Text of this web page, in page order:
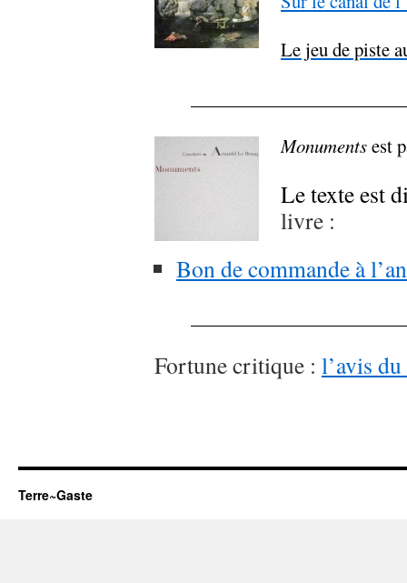
Le jeu de piste
Monumentsest
Le texte est
livre :
Bon de commande à
Fortune critique : l’avis
Terre~Gaste